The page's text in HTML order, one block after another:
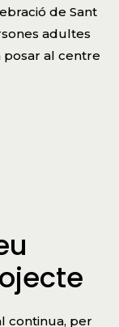
de Sant
adultes
al centre
continua, per